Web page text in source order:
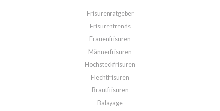
Frisurenratgeber
Frisurentrends
Frauenfrisuren
Männerfrisuren
Hochsteckfrisuren
Flechtfrisuren
Brautfrisuren
Balayage